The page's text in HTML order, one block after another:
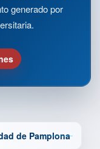
generado por
de Pamplona